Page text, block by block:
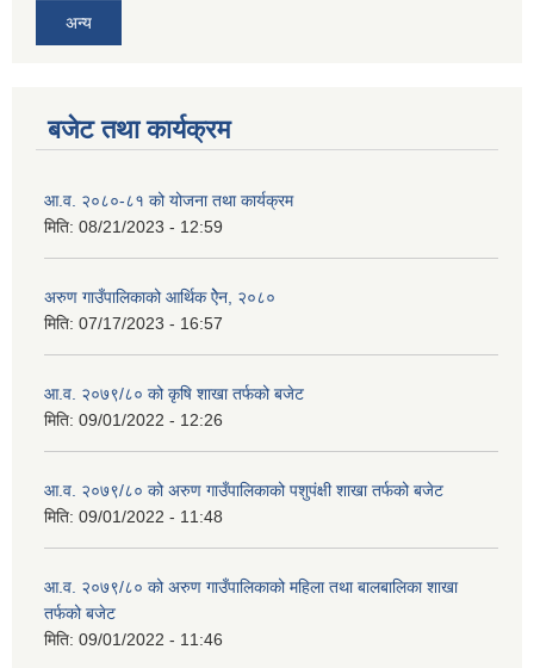
अन्य
बजेट तथा कार्यक्रम
आ.व. २०८०-८१ को योजना तथा कार्यक्रम
मिति: 08/21/2023 - 12:59
अरुण गाउँपालिकाको आर्थिक ऐेन, २०८०
मिति: 07/17/2023 - 16:57
आ.व. २०७९/८० को कृषि शाखा तर्फको बजेट
मिति: 09/01/2022 - 12:26
आ.व. २०७९/८० को अरुण गाउँपालिकाको पशुपंक्षी शाखा तर्फको बजेट
मिति: 09/01/2022 - 11:48
आ.व. २०७९/८० को अरुण गाउँपालिकाको महिला तथा बालबालिका शाखा
तर्फको बजेट
मिति: 09/01/2022 - 11:46